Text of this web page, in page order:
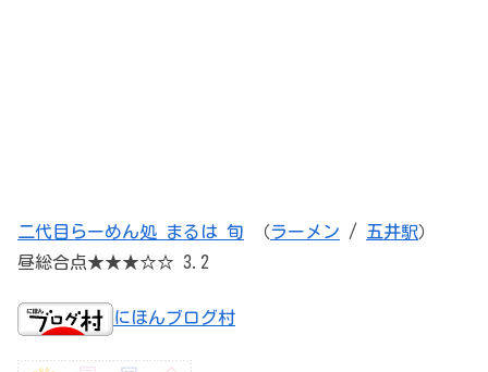
二代目らーめん処 まるは 旬 （ラーメン / 五井駅）
昼総合点★★★☆☆ 3.2
にほんブログ村